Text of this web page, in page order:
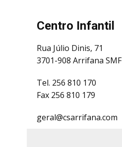
Centro Infantil
Rua Júlio Dinis, 71
3701-908 Arrifana SMF
Tel. 256 810 170
Fax 256 810 179
geral@csarrifana.com